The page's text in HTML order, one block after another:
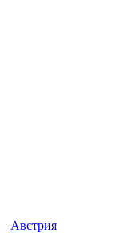
Австрия